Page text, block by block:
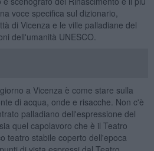
voce specifica sul dizionario,
di Vicenza e le ville palladiane del
dell'umanità UNESCO.
a Vicenza è come stare sulla
di acqua, onde e risacche. Non c'è
palladiano dell'espressione del
quel capolavoro che è il Teatro
teatro stabile coperto dell'epoca